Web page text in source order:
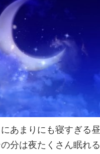
あまりにも寝すぎる
分は夜たくさん眠れ